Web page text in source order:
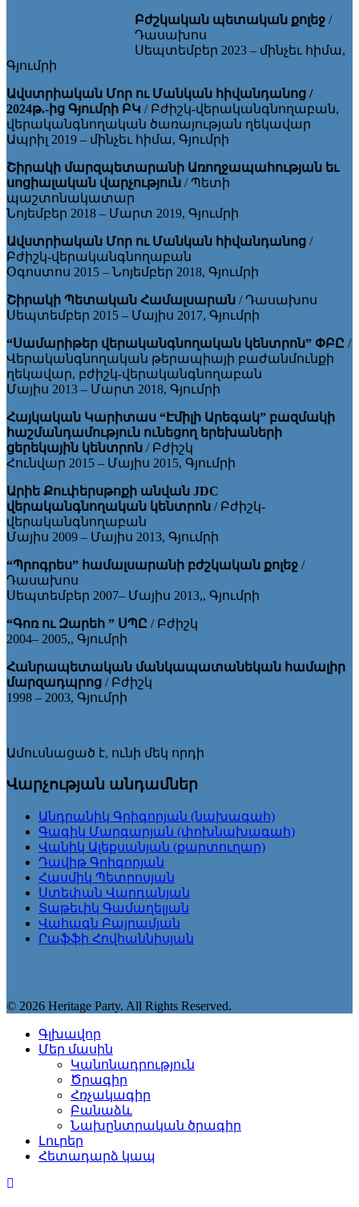
Բժշկական պետական քոլեջ /
Դասախոս
Սեպտեմբեր 2023 – մինչեւ հիմա,
Գյումրի
Ավստրիական Մոր ու Մանկան հիվանդանոց /
2024թ.-ից Գյումրի ԲԿ / Բժիշկ-վերականգնողաբան,
վերականգնողական ծառայության ղեկավար
Ապրիլ 2019 – մինչեւ հիմա, Գյումրի
Շիրակի մարզպետարանի Առողջապահության եւ
սոցիալական վարչություն / Պետի
պաշտոնակատար
Նոյեմբեր 2018 – Մարտ 2019, Գյումրի
Ավստրիական Մոր ու Մանկան հիվանդանոց /
Բժիշկ-վերականգնողաբան
Օգոստոս 2015 – Նոյեմբեր 2018, Գյումրի
Շիրակի Պետական Համալսարան / Դասախոս
Սեպտեմբեր 2015 – Մայիս 2017, Գյումրի
“Սամարիթեր վերականգնողական կենտրոն” ՓԲԸ /
Վերականգնողական թերապիայի բաժանմունքի
ղեկավար, բժիշկ-վերականգնողաբան
Մայիս 2013 – Մարտ 2018, Գյումրի
Հայկական Կարիտաս “Էմիլի Արեգակ” բազմակի
հաշմանդամություն ունեցող երեխաների
ցերեկային կենտրոն / Բժիշկ
Հունվար 2015 – Մայիս 2015, Գյումրի
Արիե Քուփերսթոքի անվան JDC
վերականգնողական կենտրոն / Բժիշկ-
վերականգնողաբան
Մայիս 2009 – Մայիս 2013, Գյումրի
“Պրոգրես” համալսարանի բժշկական քոլեջ /
Դասախոս
Սեպտեմբեր 2007– Մայիս 2013,, Գյումրի
“Գոռ ու Զարեհ ” ՍՊԸ / Բժիշկ
2004– 2005,, Գյումրի
Հանրապետական մանկապատանեկան համալիր
մարզադպրոց / Բժիշկ
1998 – 2003, Գյումրի
Ամուսնացած է, ունի մեկ որդի
Վարչության անդամներ
Անդրանիկ Գրիգորյան (նախագահ)
Գագիկ Մարգարյան (փոխնախագահ)
Վանիկ Ալեքսանյան (քարտուղար)
Դավիթ Գրիգորյան
Հասմիկ Պետրոսյան
Ստեփան Վարդանյան
Տաթեւիկ Գամաղելյան
Վահագն Բայրամյան
Րաֆֆի Հովհաննիսյան
© 2026 Heritage Party. All Rights Reserved.
Գլխավոր
Մեր մասին
Կանոնադրություն
Ծրագիր
Հռչակագիր
Բանաձև
Նախընտրական ծրագիր
Լուրեր
Հետադարձ կապ